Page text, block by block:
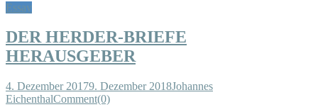
Essay
DER HERDER-BRIEFE
HERAUSGEBER
4. Dezember 20179. Dezember 2018Johannes
EichenthalComment(0)